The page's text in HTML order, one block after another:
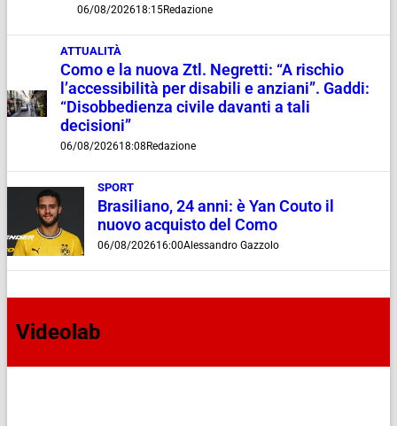
06/08/202618:15Redazione
ATTUALITÀ
Como e la nuova Ztl. Negretti: “A rischio
l’accessibilità per disabili e anziani”. Gaddi:
“Disobbedienza civile davanti a tali
decisioni”
06/08/202618:08 Redazione
SPORT
Brasiliano, 24 anni: è Yan Couto il
nuovo acquisto del Como
06/08/202616:00Alessandro Gazzolo
Videolab